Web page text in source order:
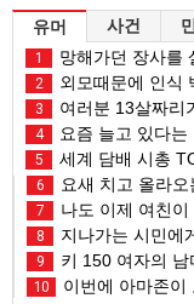
유머 사건
1 망해가던 장사를
2 외모때문에 인식
3 여러분 13살짜리
4 요즘 늘고 있다
5 세계 담배 시총
6 요새 치고 올라
7 나도 이제 여친이
8 지나가는 시민에
9 키 150 여자의
10 이번에 아마존이